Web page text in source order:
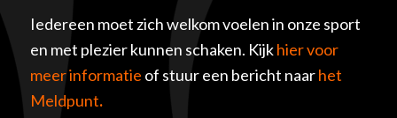
Iedereen moet zich welkom voelen in onze sport
en met plezier kunnen schaken. Kijkhier voor
meer informatie of stuur een bericht naarhet
Meldpunt.